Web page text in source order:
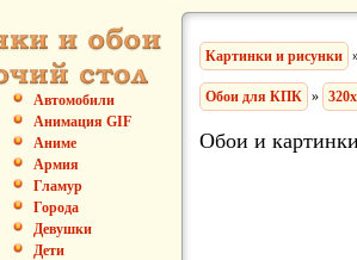
Автомобили
Анимация GIF
Аниме
Армия
Гламур
Города
Девушки
Дети
Картинки и рисунки
Обои для КПК »
Обои и